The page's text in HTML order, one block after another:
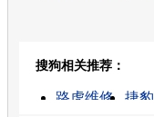
搜狗相关推荐：
路虎维修 捷